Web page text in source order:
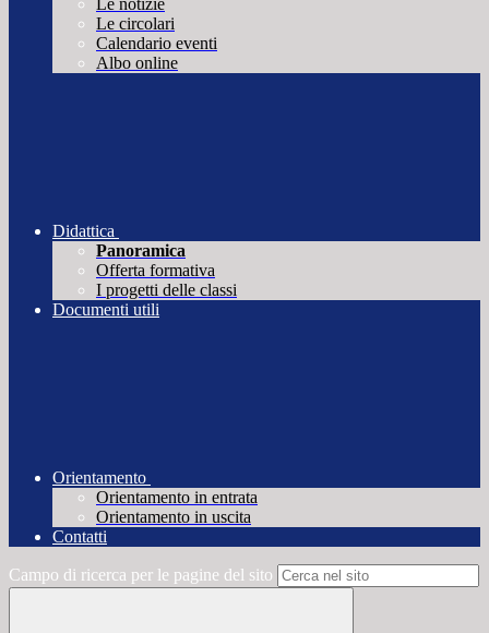
Le notizie
Le circolari
Calendario eventi
Albo online
Didattica
Panoramica
Offerta formativa
I progetti delle classi
Documenti utili
Orientamento
Orientamento in entrata
Orientamento in uscita
Contatti
Campo di ricerca per le pagine del sito